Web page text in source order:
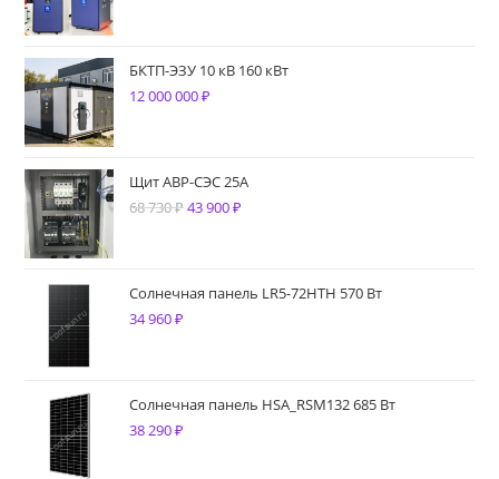
БКТП-ЭЗУ 10 кВ 160 кВт
12 000 000₽
Щит АВР-СЭС 25А
68 730₽Первоначальная
68
43 900₽
900 ₽.
Солнечная панель LR5-72HTH 570 Вт
34 960₽
Солнечная панель HSA_RSM132 685 Вт
38 290₽